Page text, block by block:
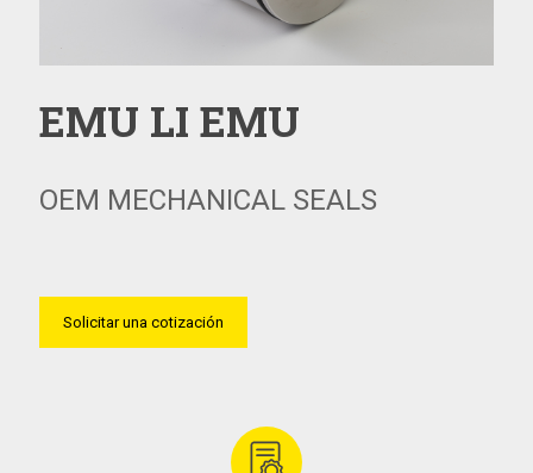
EMU LI EMU
OEM MECHANICAL SEALS
Solicitar una cotización